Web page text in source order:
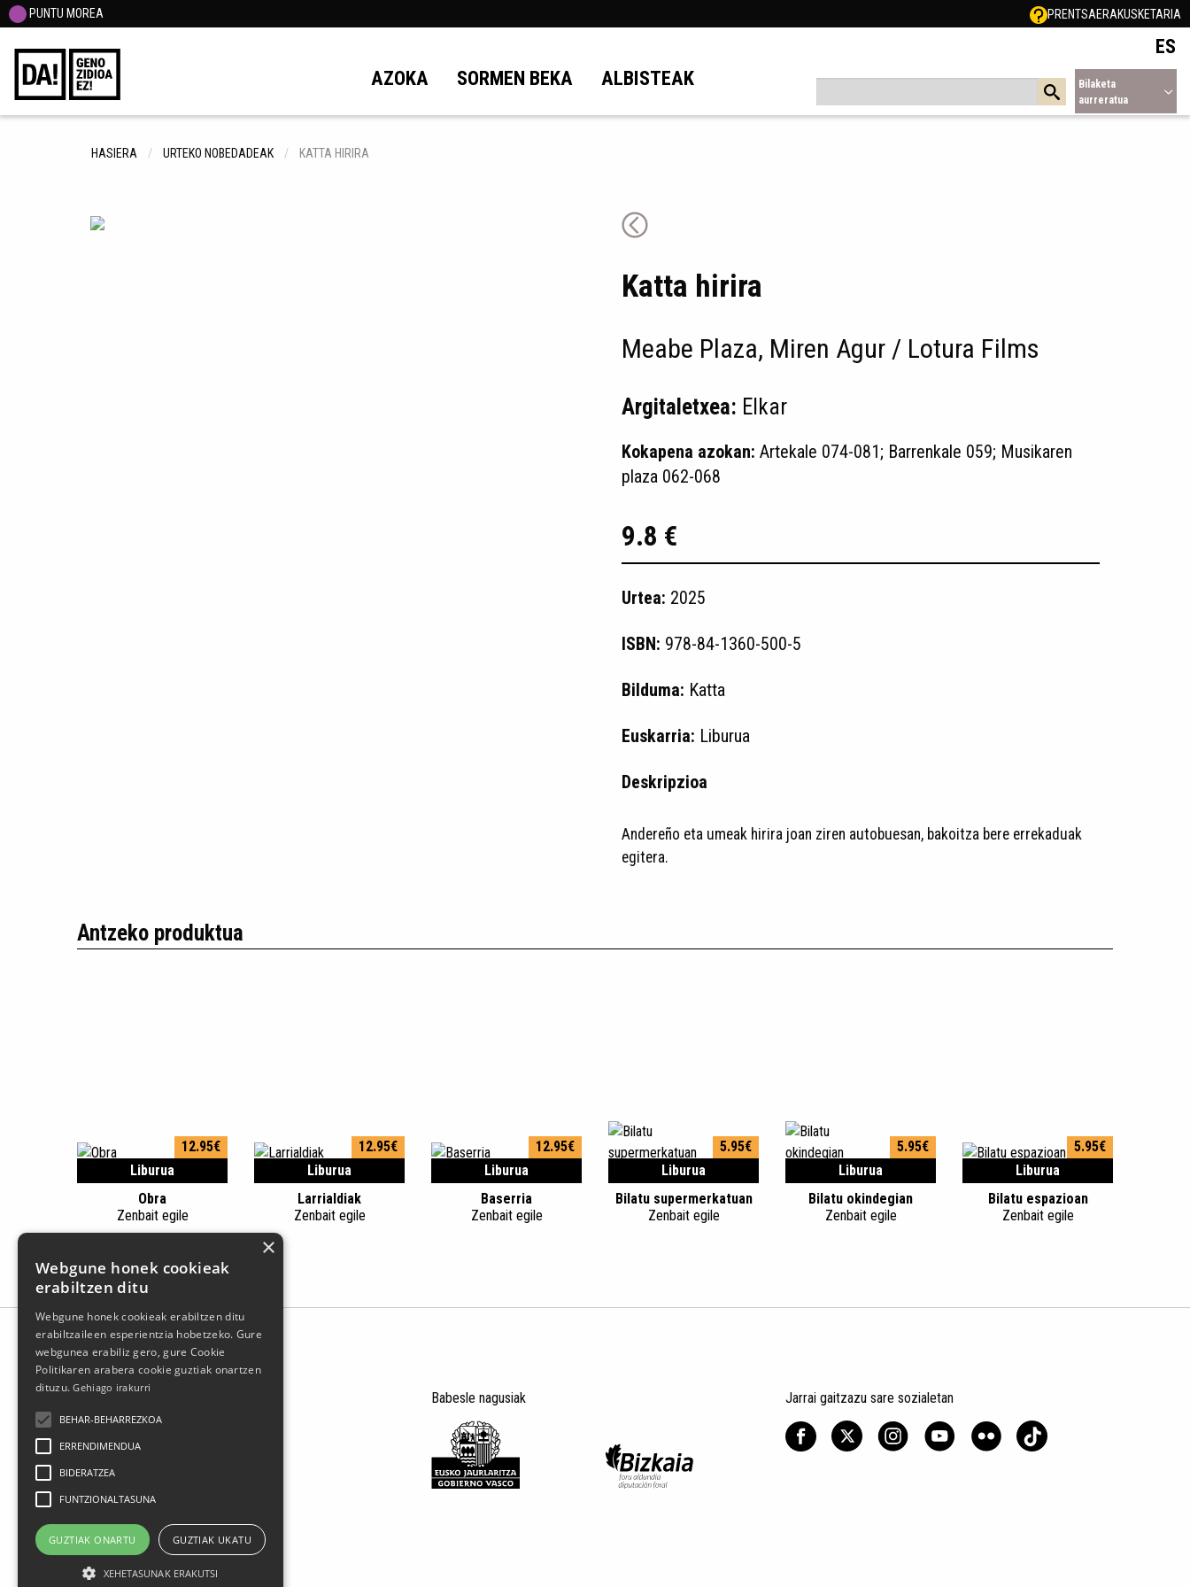
PUNTU MOREA PRENTSAERAKUSKETARIA
AZOKA SORMEN BEKA ALBISTEAK
ES
Bilaketa
aurreratua
HASIERA URTEKO NOBEDADEAK KATTA HIRIRA
Katta hirira
Meabe Plaza, Miren Agur / Lotura Films
Argitaletxea: Elkar
Kokapena azokan: Artekale 074-081; Barrenkale 059; Musikaren
plaza 062-068
9.8 €
Urtea: 2025
ISBN: 978-84-1360-500-5
Bilduma: Katta
Euskarria: Liburua
Deskripzioa
Andereño eta umeak hirira joan ziren autobuesan, bakoitza bere errekaduak
egitera.
Antzeko produktua
Liburua
12.95€
Obra
Zenbait egile
Liburua
12.95€
Larrialdiak
Zenbait egile
Liburua
12.95€
Baserria
Zenbait egile
Liburua
5.95€
Bilatu supermerkatuan
Zenbait egile
Liburua
5.95€
Bilatu okindegian
Zenbait egile
Liburua
5.95€
Bilatu espazioan
Zenbait egile
Larrasoloeta, 3 48200 Durango
gerediaga@durangokoazoka.eus
Babesle nagusiak Jarrai gaitzazu sare sozialetan
×
Webgune honek cookieak
erabiltzen ditu
Webgune honek cookieak erabiltzen ditu
erabiltzaileen esperientzia hobetzeko. Gure
webgunea erabiliz gero, gure Cookie
Politikaren arabera cookie guztiak onartzen
dituzu.Gehiago irakurri
BEHAR-BEHARREZKOA
ERRENDIMENDUA
BIDERATZEA
FUNTZIONALTASUNA
GUZTIAK ONARTU GUZTIAK UKATU
XEHETASUNAK ERAKUTSI